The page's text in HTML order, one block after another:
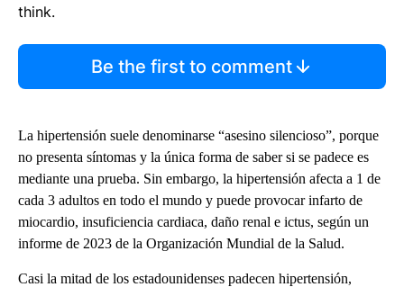
think.
Be the first to comment
La hipertensión suele denominarse “asesino silencioso”, porque
no presenta síntomas y la única forma de saber si se padece es
mediante una prueba. Sin embargo, la hipertensión afecta a 1 de
cada 3 adultos en todo el mundo y puede provocar infarto de
miocardio, insuficiencia cardiaca, daño renal e ictus, según un
informe de 2023 de la Organización Mundial de la Salud.
Casi la mitad de los estadounidenses padecen hipertensión,